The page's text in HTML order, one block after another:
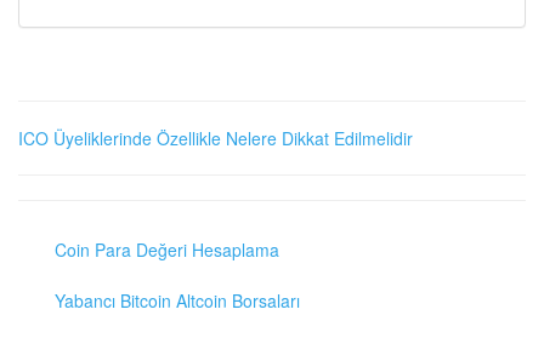
ICO Üyeliklerinde Özellikle Nelere Dikkat Edilmelidir
Coin Para Değeri Hesaplama
Yabancı Bitcoin Altcoin Borsaları